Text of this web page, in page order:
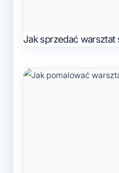
Jak sprzedać warsztat